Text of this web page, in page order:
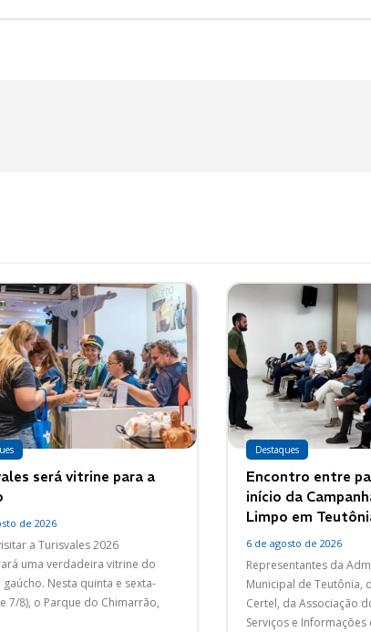
será vitrine para a
de 2026
a Turisvales 2026
uma verdadeira vitrine do
Nesta quinta e sexta-
7/8), o Parque do Chimarrão,
Destaques
Encontro entre
início da
Limpo em
6 de agosto de 2026
Representantes da
Municipal de Teutônia,
Certel, da Associação
Serviços e Informações